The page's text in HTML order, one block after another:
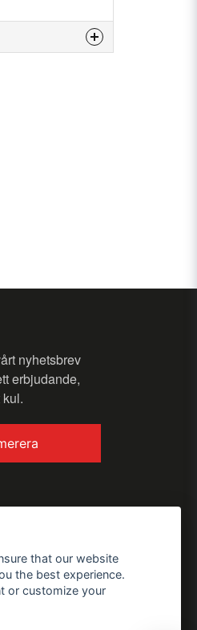
nyhetsbrev
erbjudande,
that our website
the best experience.
or customize your